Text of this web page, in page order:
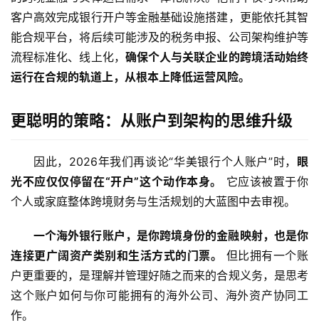
行
开
户
全
支
全
融
牌
照
客户高效完成银行开户等金融基础设施搭建，更能依托其智
能合规平台，将后续可能涉及的税务申报、公司架构维护等
流程标准化、线上化， 确保个人与关联企业的跨境活动始终
运行在合规的轨道上，从根本上降低运营风险。
更聪明的策略：从账户到架构的思维升级
因此，2026年我们再谈论“华美银行个人账户”时， 眼
光不应仅仅停留在“开户”这个动作本身。
它应该被置于你
个人或家庭整体跨境财务与生活规划的大蓝图中去审视。
一个海外银行账户，是你跨境身份的金融映射，也是你
连接更广阔资产类别和生活方式的门票。
但比拥有一个账
户更重要的，是理解并管理好随之而来的合规义务，是思考
这个账户如何与你可能拥有的海外公司、海外资产协同工
作。